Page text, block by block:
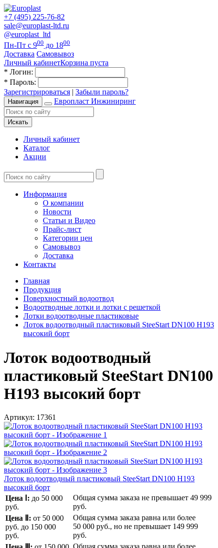
+7 (495) 225-76-82
sale@europlast-ltd.ru
@europlast_ltd
Пн-Пт с 900 до 1800
Доставка Самовывоз
Личный кабинетКорзина пуста
* Логин:
* Пароль:
Зарегистрироваться | Забыли пароль?
Навигация Европласт Инжиниринг
Искать
Личный кабинет
Каталог
Акции
Информация
О компании
Новости
Статьи и Видео
Прайс-лист
Категории цен
Самовывоз
Доставка
Контакты
Главная
Продукция
Поверхностный водоотвод
Водоотводные лотки и лотки с решеткой
Лотки водоотводные пластиковые
Лоток водоотводный пластиковый SteeStart DN100 H193
высокий борт
Лоток водоотводный
пластиковый SteeStart DN100
H193 высокий борт
Артикул: 17361
Лоток водоотводный пластиковый SteeStart DN100 H193
высокий борт
Цена Ⅰ: до 50 000
руб.
Общая сумма заказа не превышает 49 999
руб.
Цена Ⅱ: от 50 000
руб. до 150 000
руб.
Общая сумма заказа равна или более
50 000 руб., но не превышает 149 999
руб.